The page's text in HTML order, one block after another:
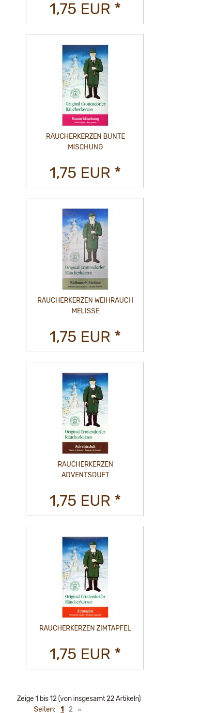
1,75 EUR *
RÄUCHERKERZEN BUNTE
MISCHUNG
1,75 EUR *
RÄUCHERKERZEN WEIHRAUCH
MELISSE
1,75 EUR *
RÄUCHERKERZEN
ADVENTSDUFT
1,75 EUR *
RÄUCHERKERZEN ZIMTAPFEL
1,75 EUR *
Zeige1 bis12(von insgesamt22Artikeln)
Seiten:
1 2 »